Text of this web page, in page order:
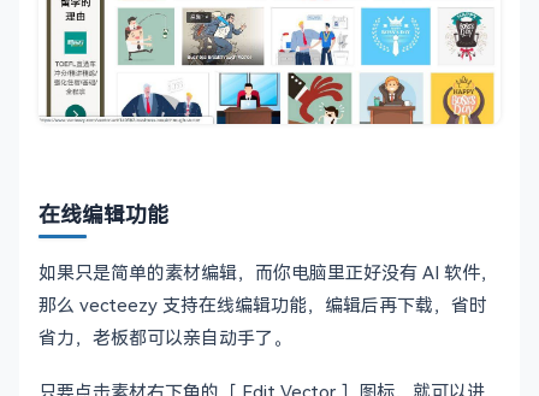
在线编辑功能
如果只是简单的素材编辑，而你电脑里正好没有 AI 软件，
那么 vecteezy 支持在线编辑功能，编辑后再下载，省时
省力，老板都可以亲自动手了。
只要点击素材右下角的［ Edit Vector ］图标，就可以进